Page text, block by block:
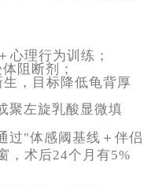
心理行为训练；
阻断剂；
，目标降低龟背厚
聚左旋乳酸显微填
过"体感阈基线＋伴侣
，术后24个月有5%